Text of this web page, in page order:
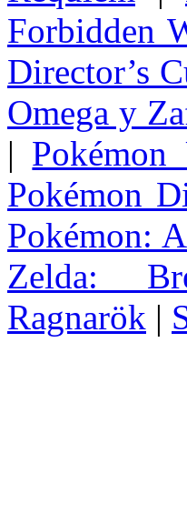
Forbidden
Director’s
Omega y
|
Pokémon
Pokémon:
Zelda:
Ragnarök |